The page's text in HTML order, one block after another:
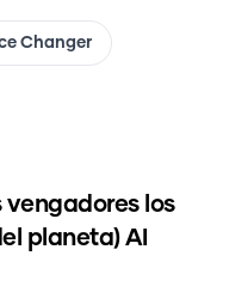
Changer
vengadores los
planeta)AI